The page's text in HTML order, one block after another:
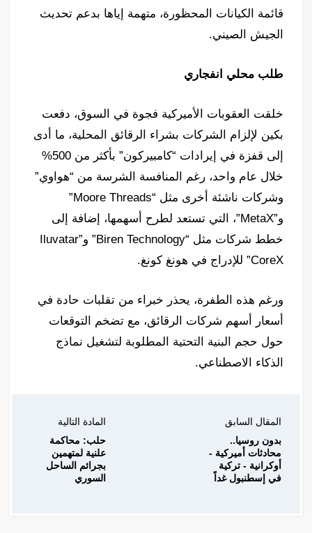
قائمة الكيانات المحظورة، متهمة إياها بدعم تحديث
الجيش الصيني.
طلب محلي انفجاري
خلقت العقوبات الأميركية فجوة في السوق، دفعت
بكين لإلزام الشركات بشراء الرقائق المحلية، ما أدى
إلى قفزة في إيرادات “كامبيركون” بأكثر من 500%
خلال عام واحد، رغم المنافسة الشرسة من “هواوي”
وشركات ناشئة أخرى مثل “Moore Threads”
و”MetaX”، التي تستعد لطرح أسهمها، إضافة إلى
خطط شركات مثل “Biren Technology” و”Iluvatar
CoreX” للإدراج في هونغ كونغ.
ورغم هذه الطفرة، يحذر خبراء من تقلبات حادة في
أسعار أسهم شركات الرقائق، مع تضخم التوقعات
حول حجم البنية التحتية المطلوبة لتشغيل نماذج
الذكاء الاصطناعي.
المقال السابق
بدون روسيا..
محادثات أميركية -
أوكرانية - تركية
في إسطنبول غداً
المادة التالية
حلب: محاكمة
علنية لمتهمين
بجرائم الساحل
السوري